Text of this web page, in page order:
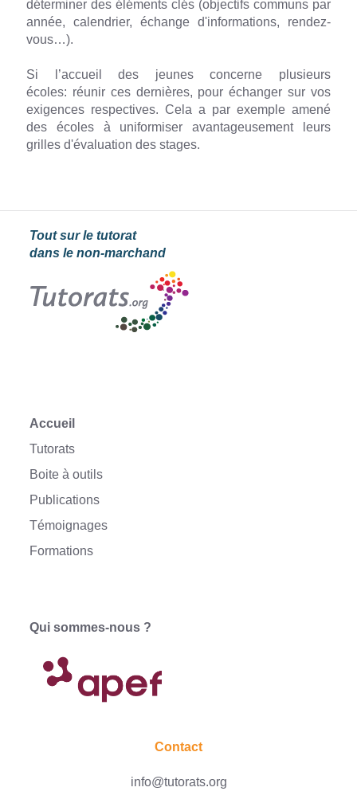
déterminer des éléments clés (objectifs communs par
année, calendrier, échange d'informations, rendez-
vous…).
Si l’accueil des jeunes concerne plusieurs
écoles: réunir ces dernières, pour échanger sur vos
exigences respectives. Cela a par exemple amené
des écoles à uniformiser avantageusement leurs
grilles d'évaluation des stages.
Tout sur le tutorat
dans le non-marchand
Accueil
Tutorats
Boite à outils
Publications
Témoignages
Formations
Qui sommes-nous ?
Contact
info@tutorats.org